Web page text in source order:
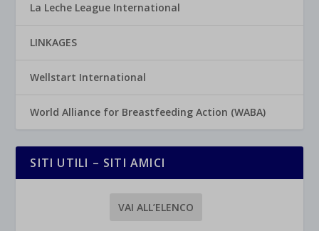
La Leche League International
LINKAGES
Wellstart International
World Alliance for Breastfeeding Action (WABA)
SITI UTILI – SITI AMICI
VAI ALL’ELENCO